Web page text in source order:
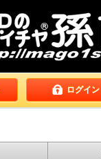
ログイン